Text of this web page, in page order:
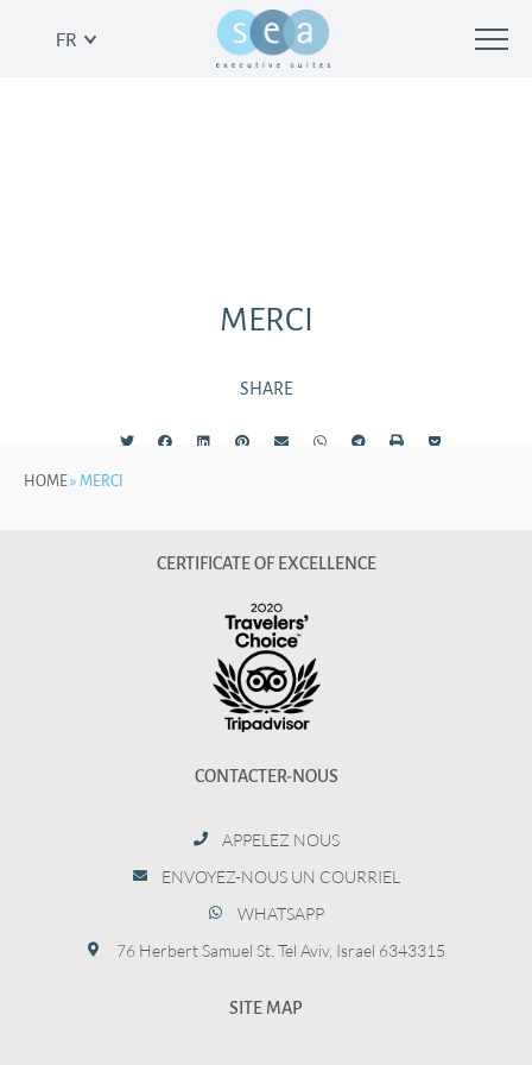
FR
MERCI
SHARE
HOME» MERCI
CERTIFICATE OF EXCELLENCE
CONTACTER-NOUS
APPELEZ NOUS
ENVOYEZ-NOUS UN COURRIEL
WHATSAPP
76 Herbert Samuel St. Tel Aviv, Israel 6343315
SITE MAP